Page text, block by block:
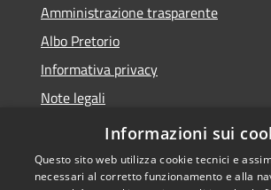
Amministrazione trasparente
Albo Pretorio
Informativa privacy
Note legali
Dichiarazione di accessibilità
Informazioni sui
Questo sito web utilizza cookie tecnici e
necessari al corretto funzionamento e alla